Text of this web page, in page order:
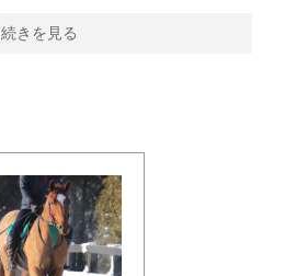
続きを見る